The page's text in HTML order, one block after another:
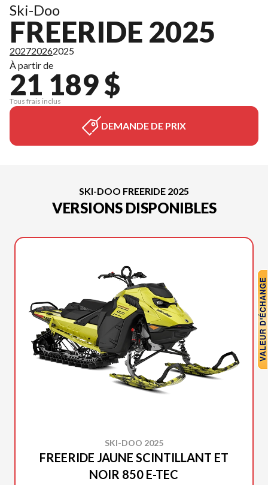
Ski-Doo
FREERIDE 2025
202720262025
À partir de
21 189 $
Tous frais inclus
DEMANDE DE PRIX
SKI-DOO FREERIDE 2025
VERSIONS DISPONIBLES
SKI-DOO 2025
FREERIDE JAUNE SCINTILLANT ET
NOIR 850 E-TEC